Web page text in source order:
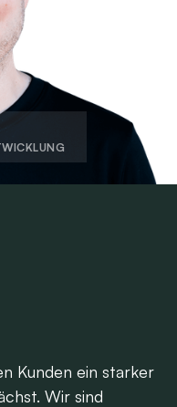
Kunden ein starker
Wir sind